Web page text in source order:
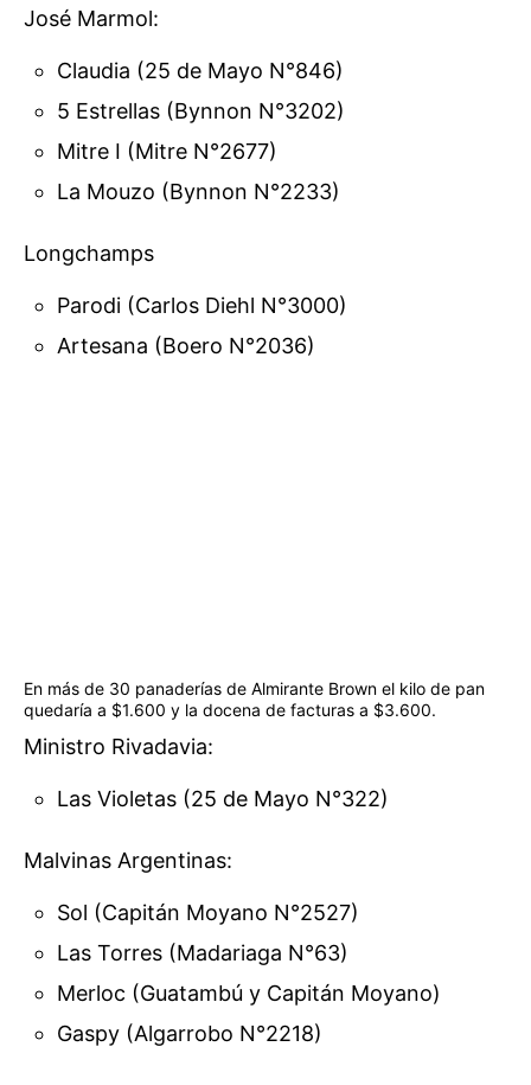
José Marmol:
Claudia (25 de Mayo N°846)
5 Estrellas (Bynnon N°3202)
Mitre I (Mitre N°2677)
La Mouzo (Bynnon N°2233)
Longchamps
Parodi (Carlos Diehl N°3000)
Artesana (Boero N°2036)
En más de 30 panaderías de Almirante Brown el kilo de pan
quedaría a $1.600 y la docena de facturas a $3.600.
Ministro Rivadavia:
Las Violetas (25 de Mayo N°322)
Malvinas Argentinas:
Sol (Capitán Moyano N°2527)
Las Torres (Madariaga N°63)
Merloc (Guatambú y Capitán Moyano)
Gaspy (Algarrobo N°2218)